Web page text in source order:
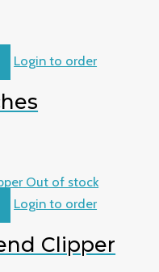
Login to order
Out of stock
Login to order
Clipper